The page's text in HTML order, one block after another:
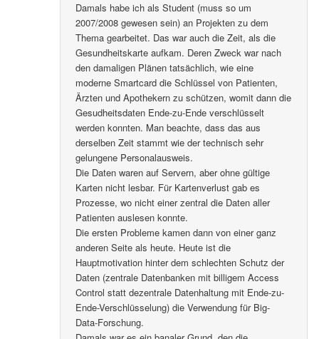
Damals habe ich als Student (muss so um
2007/2008 gewesen sein) an Projekten zu dem
Thema gearbeitet. Das war auch die Zeit, als die
Gesundheitskarte aufkam. Deren Zweck war nach
den damaligen Plänen tatsächlich, wie eine
moderne Smartcard die Schlüssel von Patienten,
Ärzten und Apothekern zu schützen, womit dann die
Gesudheitsdaten Ende-zu-Ende verschlüsselt
werden konnten. Man beachte, dass das aus
derselben Zeit stammt wie der technisch sehr
gelungene Personalausweis.
Die Daten waren auf Servern, aber ohne gültige
Karten nicht lesbar. Für Kartenverlust gab es
Prozesse, wo nicht einer zentral die Daten aller
Patienten auslesen konnte.
Die ersten Probleme kamen dann von einer ganz
anderen Seite als heute. Heute ist die
Hauptmotivation hinter dem schlechten Schutz der
Daten (zentrale Datenbanken mit billigem Access
Control statt dezentrale Datenhaltung mit Ende-zu-
Ende-Verschlüsselung) die Verwendung für Big-
Data-Forschung.